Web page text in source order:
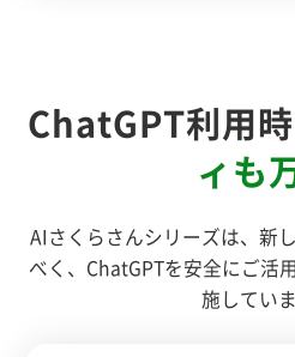
ChatGPT利用
ィも
AIさくらさんシリーズは、新
べく、ChatGPTを安全にご活
施していま